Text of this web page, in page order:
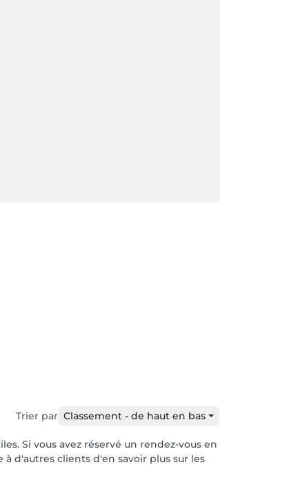
Trier par Classement - de haut en bas
Si vous avez réservé un rendez-vous en
d'autres clients d'en savoir plus sur les